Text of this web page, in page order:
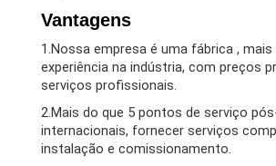
Vantagens
1.Nossa empresa é uma fábrica , mais
experiência na indústria, com preços
serviços profissionais.
2.Mais do que 5 pontos de serviço
internacionais, fornecer serviços
instalação e comissionamento.